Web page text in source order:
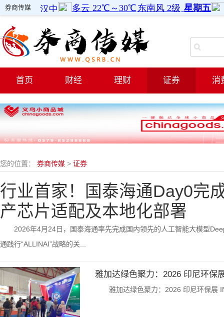
券商传媒
首页 财经 理财 证券 消
您的位置： 券商传媒 > 证券
行业首家！国泰海通Day0完
产芯片适配及本地化部署
2026年4月24日，国泰海通率先完成国内领先的人工智能大模型
通践行“ALLINAI”战略的关...
雅加达绿色聚力：2026 印尼环保
雅加达绿色聚力：2026 印尼环保展